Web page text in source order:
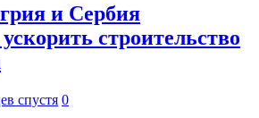
и Сербия
строительство
спустя 0